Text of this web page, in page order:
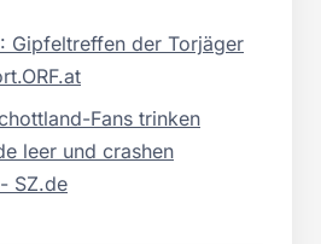
Gipfeltreffen der Torjäger
Fans trinken
leer und crashen
SZ.de